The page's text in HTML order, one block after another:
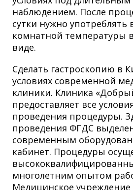
наблюдением. После
сутки нужно
комнатной температуры
виде.
Сделать гастроскопию в
условиях современной
клиники. Клиника
предоставляет все
проведения процедуры.
проведения ФГДС
современным
кабинет. Процедуры
многолетним опытом
Медицинское учреждение